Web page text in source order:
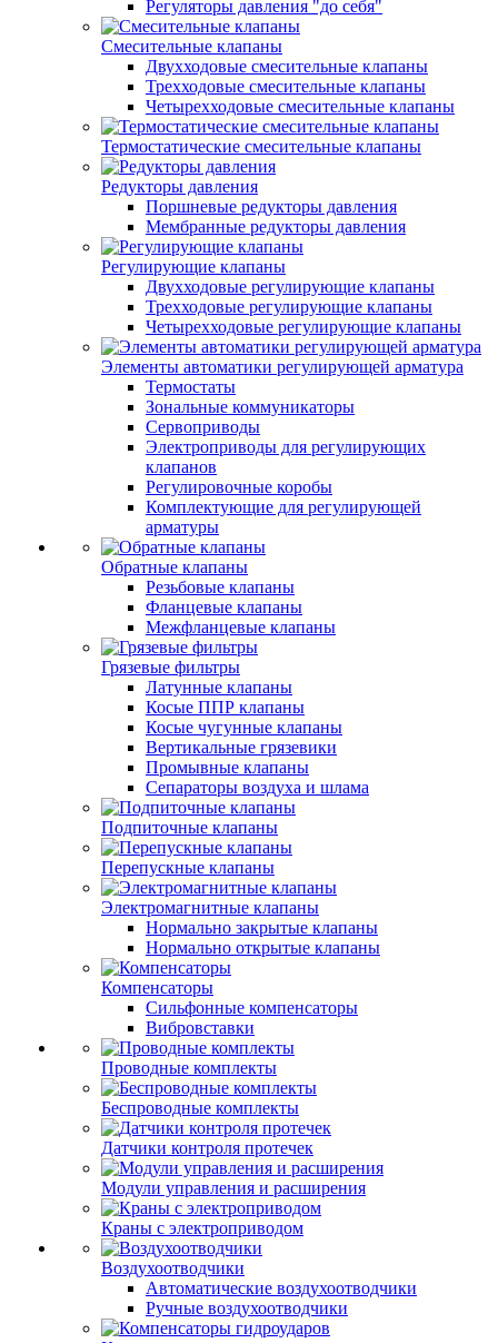
Регуляторы давления "до себя"
Смесительные клапаны
Двухходовые смесительные клапаны
Трехходовые смесительные клапаны
Четырехходовые смесительные клапаны
Термостатические смесительные клапаны
Редукторы давления
Поршневые редукторы давления
Мембранные редукторы давления
Регулирующие клапаны
Двухходовые регулирующие клапаны
Трехходовые регулирующие клапаны
Четырехходовые регулирующие клапаны
Элементы автоматики регулирующей арматура
Термостаты
Зональные коммуникаторы
Сервоприводы
Электроприводы для регулирующих
клапанов
Регулировочные коробы
Комплектующие для регулирующей
арматуры
Обратные клапаны
Резьбовые клапаны
Фланцевые клапаны
Межфланцевые клапаны
Грязевые фильтры
Латунные клапаны
Косые ППР клапаны
Косые чугунные клапаны
Вертикальные грязевики
Промывные клапаны
Сепараторы воздуха и шлама
Подпиточные клапаны
Перепускные клапаны
Электромагнитные клапаны
Нормально закрытые клапаны
Нормально открытые клапаны
Компенсаторы
Сильфонные компенсаторы
Вибровставки
Проводные комплекты
Беспроводные комплекты
Датчики контроля протечек
Модули управления и расширения
Краны с электроприводом
Воздухоотводчики
Автоматические воздухоотводчики
Ручные воздухоотводчики